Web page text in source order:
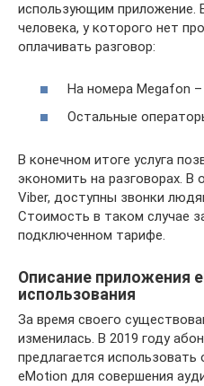
использующим приложение.
человека, у которого нет
оплачивать разговор:
На номера Megafon –
Остальные
В конечном итоге услуга
экономить на разговорах. В
Viber, доступны звонки
Стоимость в таком случае
подключенном тарифе.
Описание приложения
использования
За время своего
изменилась. В 2019 году
предлагается
eMotion для совершения